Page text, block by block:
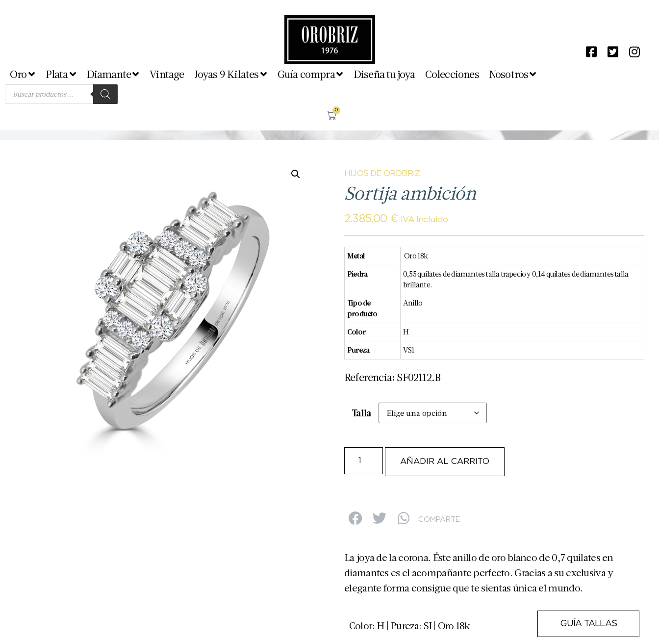
Oro Plata Diamante Vintage Joyas 9 Kilates Guía compra Diseña tu joya Colecciones Nosotros
0
HIJOS DE OROBRIZ
Sortija ambición
2.385,00 € IVA Incluido
Metal
Oro 18k
Piedra
0,55 quilates de diamantes talla trapecio y 0,14 quilates de diamantes talla
brillante.
Tipo de
producto
Anillo
Color
H
Pureza
VS1
Referencia: SF02112.B
Talla
AÑADIR AL CARRITO
COMPARTE
La joya de la corona. Éste anillo de oro blanco de 0,7 quilates en
diamantes es el acompañante perfecto. Gracias a su exclusiva y
elegante forma consigue que te sientas única el mundo.
Color: H | Pureza: SI | Oro 18k GUÍA TALLAS